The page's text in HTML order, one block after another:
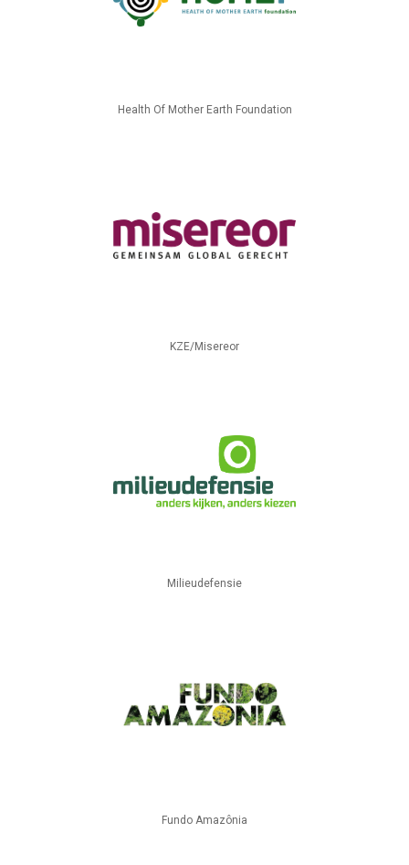
Health Of Mother Earth Foundation
KZE/Misereor
Milieudefensie
Fundo Amazônia